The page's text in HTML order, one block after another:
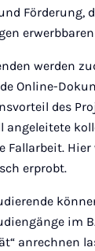
Förderung,
werden
Online-
des
angeleitete
Fallarbeit.
erprobt.
im
anrechnen